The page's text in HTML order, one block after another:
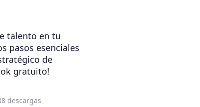
talento en tu
pasos esenciales
de
gratuito!
descargas